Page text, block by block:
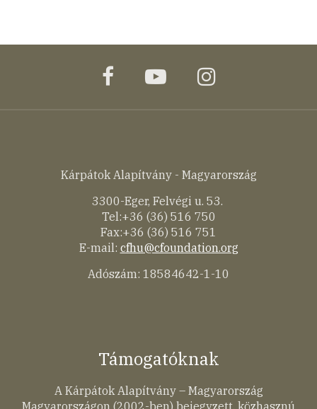
facebookyoutubeinstagram
Kárpátok Alapítvány - Magyarország
3300-Eger, Felvégi u. 53.
Tel:+36 (36) 516 750
Fax:+36 (36) 516 751
E-mail: cfhu@cfoundation.org
Adószám: 18584642-1-10
Támogatóknak
A Kárpátok Alapítvány – Magyarország